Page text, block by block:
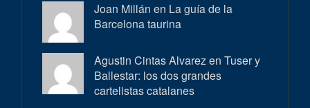
Joan Millán en La guía de la
Barcelona taurina
Agustin Cintas Alvarez en Tuser y
Ballestar: los dos grandes
cartelistas catalanes